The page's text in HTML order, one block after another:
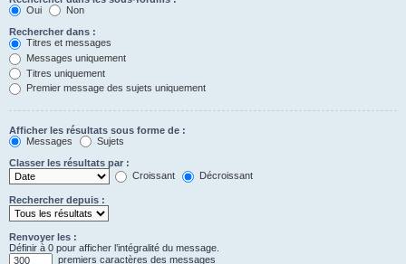
Oui
Non
Rechercher dans :
Titres et messages
Messages uniquement
Titres uniquement
Premier message des sujets uniquement
Afficher les résultats sous forme de :
Messages
Sujets
Classer les résultats par :
Croissant
Décroissant
Rechercher depuis :
Renvoyer les :
Définir à 0 pour afficher l’intégralité du message.
premiers caractères des messages